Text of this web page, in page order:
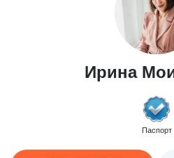
Ирина
Паспорт